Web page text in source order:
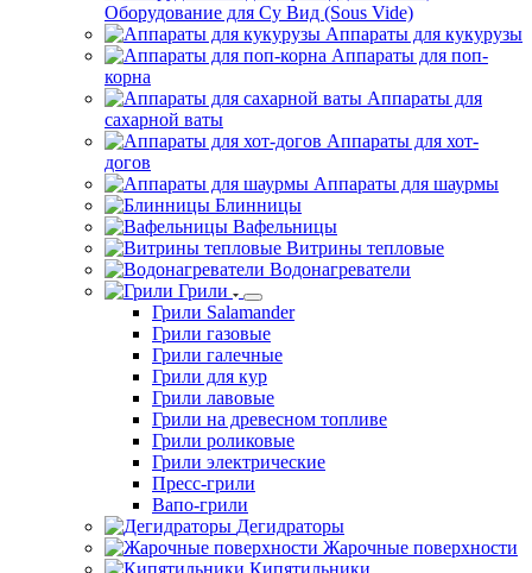
Оборудование для Су Вид (Sous Vide)
Аппараты для кукурузы
Аппараты для поп-
корна
Аппараты для
сахарной ваты
Аппараты для хот-
догов
Аппараты для шаурмы
Блинницы
Вафельницы
Витрины тепловые
Водонагреватели
Грили
Грили Salamander
Грили газовые
Грили галечные
Грили для кур
Грили лавовые
Грили на древесном топливе
Грили роликовые
Грили электрические
Пресс-грили
Вапо-грили
Дегидраторы
Жарочные поверхности
Кипятильники